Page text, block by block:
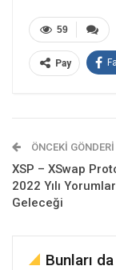
59
Pay
ÖNCEKI GÖNDERI
XSP – XSwap
2022 Yılı
Geleceği
Bunları